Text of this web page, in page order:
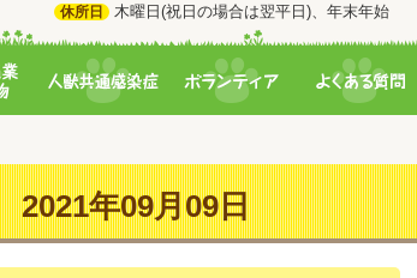
休所日 木曜日(祝日の場合は翌平日)、年末年始
年09月09日